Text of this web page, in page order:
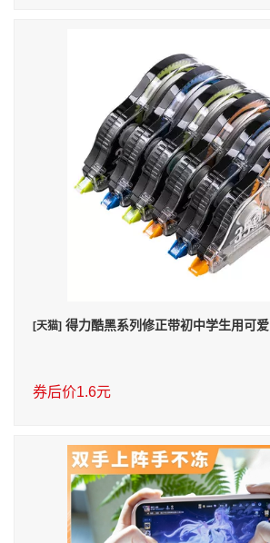
[天猫] 得力酷黑系列修正带初中学生用可爱
券后价1.6元